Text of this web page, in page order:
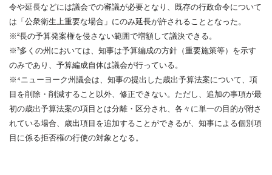
令や延長などには議会での審議が必要となり、既存の行政命令について
は「公衆衛生上重要な場合」にのみ延長が許されることとなった。
※²長の予算発案権を侵さない範囲で増額して議決できる。
※³多くの州においては、知事は予算編成の方針（重要施策等）を示す
のみであり、予算編成自体は議会が行っている。
※⁴ニューヨーク州議会は、知事の提出した歳出予算法案について、項
目を削除・削減すること以外、修正できない。ただし、追加の事項が最
初の歳出予算法案の項目とは分離・区分され、各々に単一の目的が附さ
れている場合、歳出項目を追加することができるが、知事による個別項
目に係る拒否権の行使の対象となる。